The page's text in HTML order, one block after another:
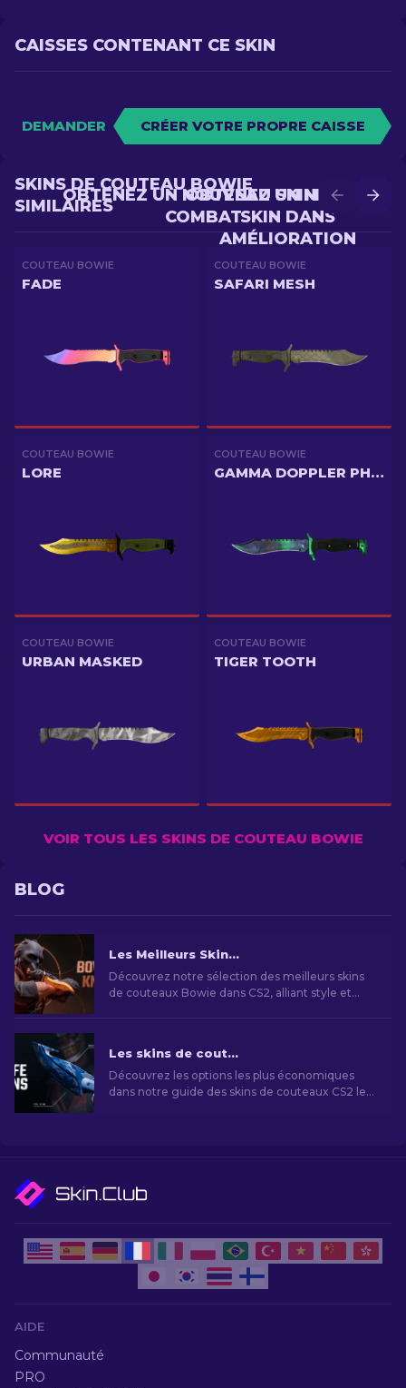
CAISSES CONTENANT CE SKIN
DEMANDER CRÉER VOTRE PROPRE CAISSE
OBTENEZ UN MEILLEUR
SKIN DANS
AMÉLIORATION
OBTENEZ UN NOUVEAU SKIN EN
COMBAT
SKINS DE COUTEAU BOWIE
SIMILAIRES
COUTEAU BOWIE
FADE
COUTEAU BOWIE
SAFARI MESH
COUTEAU BOWIE
LORE
COUTEAU BOWIE
GAMMA DOPPLER PHASE 1
COUTEAU BOWIE
URBAN MASKED
COUTEAU BOWIE
TIGER TOOTH
VOIR TOUS LES SKINS DE COUTEAU BOWIE
BLOG
Les Meilleurs Skins de Couteaux Bowie dans CS2
Découvrez notre sélection des meilleurs skins
de couteaux Bowie dans CS2, alliant style et
Les skins de couteaux CS2 les moins chers [2026]
Découvrez les options les plus économiques
dans notre guide des skins de couteaux CS2 les
AIDE
Communauté
PRO